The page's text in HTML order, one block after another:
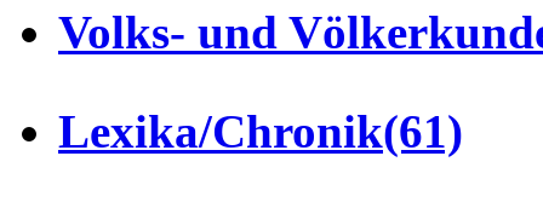
Volks- und
Lexika/Chronik(61)